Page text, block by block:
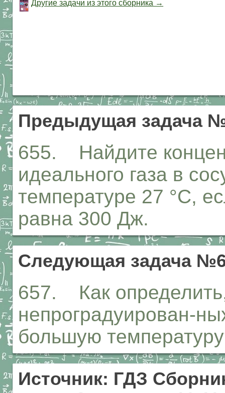
Другие задачи из этого сборника →
Предыдущая задача
655. Найдите
идеального газа в
температуре 27 °С,
равна 300 Дж.
Следующая задача
657. Как
непроградуирован-
большую
Источник: ГДЗ